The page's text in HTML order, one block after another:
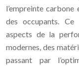
l’empreinte
des occupants.
aspects de la
modernes, des
passant par